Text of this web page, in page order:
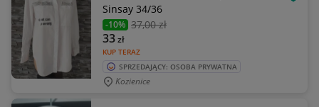
Sinsay 34/36
-10% 37,00 zł
KUP TERAZ
33zł
SPRZEDAJĄCY: OSOBA PRYWATNA
Kozienice